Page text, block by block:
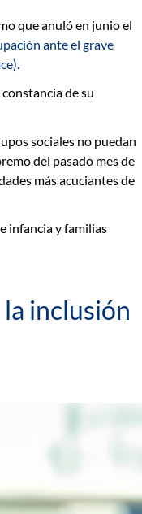
que anuló en junio el
ante el grave
de su
sociales no puedan
del pasado mes de
más acuciantes de
infancia y familias
inclusión